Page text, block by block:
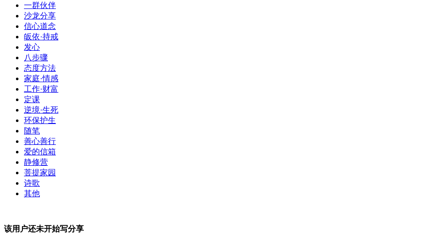
一群伙伴
沙龙分享
信心道念
皈依·持戒
发心
八步骤
态度方法
家庭·情感
工作·财富
定课
逆境·生死
环保护生
随笔
善心善行
爱的信箱
静修营
菩提家园
诗歌
其他
该用户还未开始写分享